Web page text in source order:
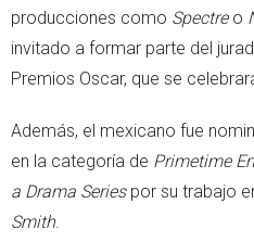
producciones como Spectreo
invitado a formar parte del
Premios Oscar, que se
Además, el mexicano fue
en la categoría de Primetime
a Drama Seriespor su trabajo
Smith.